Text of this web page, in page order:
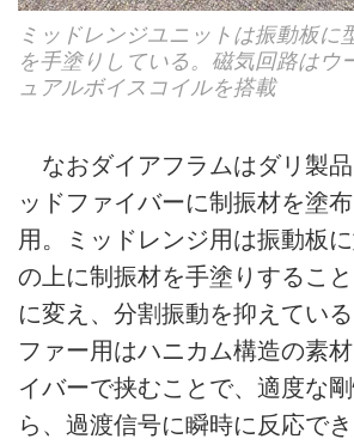
ミッドレンジユニットは振動板に
を手塗りしている。磁気回路はウ
ュアルボイスコイルを搭載
なおダイアフラムはダリ製
ッドファイバーに制振材を塗
用。ミッドレンジ用は振動板
の上に制振材を手塗りするこ
に変え、分割振動を抑えてい
ファー用はハニカム構造の素
イバーで挟むことで、適度な
ら、過渡信号に瞬時に反応で